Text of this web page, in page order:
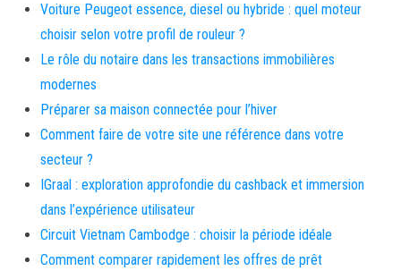
Voiture Peugeot essence, diesel ou hybride : quel moteur
choisir selon votre profil de rouleur ?
Le rôle du notaire dans les transactions immobilières
modernes
Préparer sa maison connectée pour l’hiver
Comment faire de votre site une référence dans votre
secteur ?
IGraal : exploration approfondie du cashback et immersion
dans l’expérience utilisateur
Circuit Vietnam Cambodge : choisir la période idéale
Comment comparer rapidement les offres de prêt